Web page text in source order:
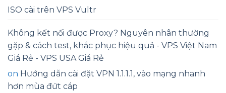
ISO cài trên VPS Vultr
Không kết nối được Proxy? Nguyên nhân thường
gặp & cách test, khắc phục hiệu quả - VPS Việt Nam
Giá Rẻ - VPS USA Giá Rẻ
on Hướng dẫn cài đặt VPN 1.1.1.1, vào mạng nhanh
hơn mùa đứt cáp